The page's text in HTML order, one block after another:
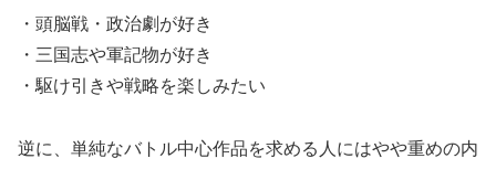
・頭脳戦・政治劇が好き
・三国志や軍記物が好き
・駆け引きや戦略を楽しみたい
逆に、単純なバトル中心作品を求める人にはやや重めの内